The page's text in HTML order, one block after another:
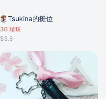
Tsukina的攤位
30 珍珠
$3.8